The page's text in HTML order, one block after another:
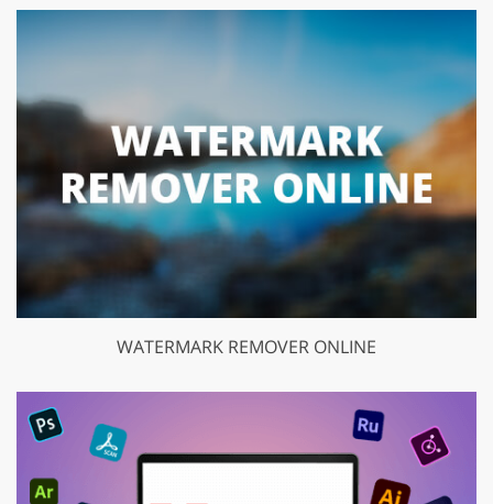
WATERMARK REMOVER ONLINE